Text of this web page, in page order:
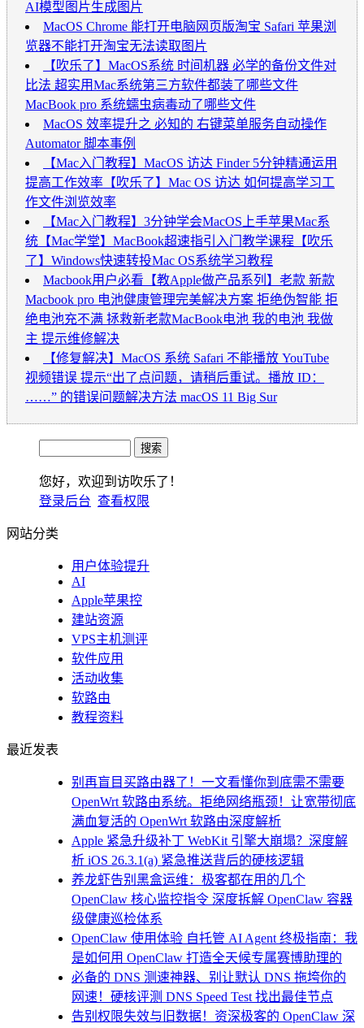
AI模型图片生成图片
MacOS Chrome 能打开电脑网页版淘宝 Safari 苹果浏
览器不能打开淘宝无法读取图片
【吹乐了】MacOS系统 时间机器 必学的备份文件对
比法 超实用Mac系统第三方软件都装了哪些文件
MacBook pro 系统蠕虫病毒动了哪些文件
MacOS 效率提升之 必知的 右键菜单服务自动操作
Automator 脚本事例
【Mac入门教程】MacOS 访达 Finder 5分钟精通运用
提高工作效率【吹乐了】Mac OS 访达 如何提高学习工
作文件浏览效率
【Mac入门教程】3分钟学会MacOS上手苹果Mac系
统【Mac学堂】MacBook超速指引入门教学课程【吹乐
了】Windows快速转投Mac OS系统学习教程
Macbook用户必看【教Apple做产品系列】老款 新款
Macbook pro 电池健康管理完美解决方案 拒绝伪智能 拒
绝电池充不满 拯救新老款MacBook电池 我的电池 我做
主 提示维修解决
【修复解决】MacOS 系统 Safari 不能播放 YouTube
视频错误 提示“出了点问题，请稍后重试。播放 ID：
……” 的错误问题解决方法 macOS 11 Big Sur
您好，欢迎到访吹乐了！
登录后台 查看权限
网站分类
用户体验提升
AI
Apple苹果控
建站资源
VPS主机测评
软件应用
活动收集
软路由
教程资料
最近发表
别再盲目买路由器了！一文看懂你到底需不需要
OpenWrt 软路由系统。拒绝网络瓶颈！让宽带彻底
满血复活的 OpenWrt 软路由深度解析
Apple 紧急升级补丁 WebKit 引擎大崩塌？深度解
析 iOS 26.3.1(a) 紧急推送背后的硬核逻辑
养龙虾告别黑盒运维：极客都在用的几个
OpenClaw 核心监控指令 深度拆解 OpenClaw 容器
级健康巡检体系
OpenClaw 使用体验 自托管 AI Agent 终极指南：我
是如何用 OpenClaw 打造全天候专属赛博助理的
必备的 DNS 测速神器、别让默认 DNS 拖垮你的
网速！硬核评测 DNS Speed Test 找出最佳节点
告别权限失效与旧数据！资深极客的 OpenClaw 深